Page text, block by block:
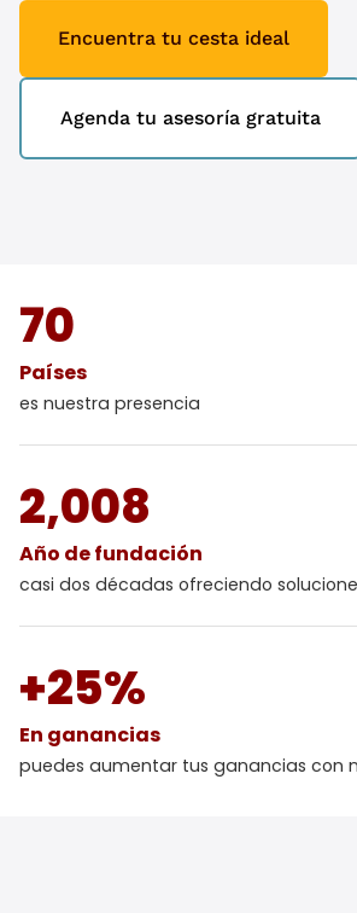
Encuentra tu cesta ideal
Agenda tu asesoría gratuita
70
Países
es nuestra presencia
2,008
Año de fundación
casi dos décadas ofreciendo
+25%
En ganancias
puedes aumentar tus ganancias con